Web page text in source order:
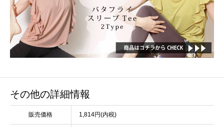
その他の詳細情報
販売価格 1,814円(内税)